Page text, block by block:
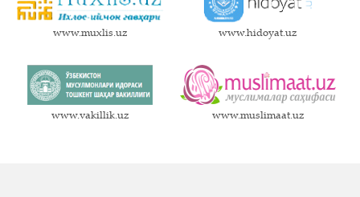
www.muxlis.uz www.hidoyat.uz
www.vakillik.uz www.muslimaat.uz